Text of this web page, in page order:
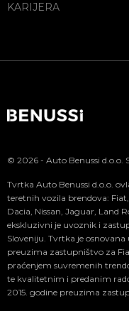
KARIJERA
© 2026 - Auto Benussi d.o.o.
Tvrtka Auto Benussi d.o.o.
teretnih vozila brendova:
Dacia, Nissan, Jaguar, Land
ekskluzivni je uvoznik i
Sloveniju. Tvrtka je
preuzima zastupništvo za
praćenjem suvremenih
te kvalitetnim i predanim
2015. godine preuzima